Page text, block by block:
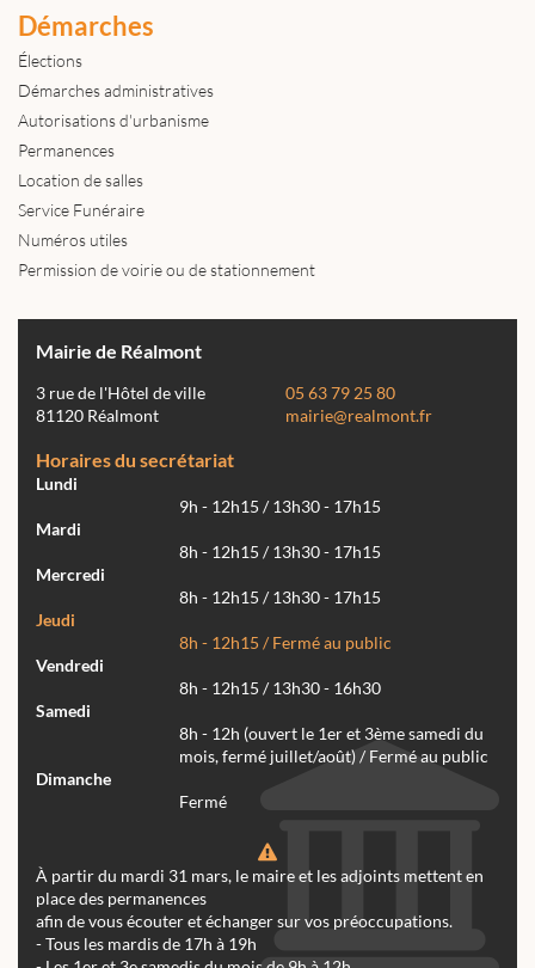
Démarches
Élections
Démarches administratives
Autorisations d'urbanisme
Permanences
Location de salles
Service Funéraire
Numéros utiles
Permission de voirie ou de stationnement
Mairie de Réalmont
3 rue de l'Hôtel de ville
81120 Réalmont
05 63 79 25 80
mairie@realmont.fr
Horaires du secrétariat
Lundi
9h - 12h15 / 13h30 - 17h15
Mardi
8h - 12h15 / 13h30 - 17h15
Mercredi
8h - 12h15 / 13h30 - 17h15
Jeudi
8h - 12h15 / Fermé au public
Vendredi
8h - 12h15 / 13h30 - 16h30
Samedi
8h - 12h (ouvert le 1er et 3ème samedi du
mois, fermé juillet/août) / Fermé au public
Dimanche
Fermé
À partir du mardi 31 mars, le maire et les adjoints mettent en
place des permanences
afin de vous écouter et échanger sur vos préoccupations.
- Tous les mardis de 17h à 19h